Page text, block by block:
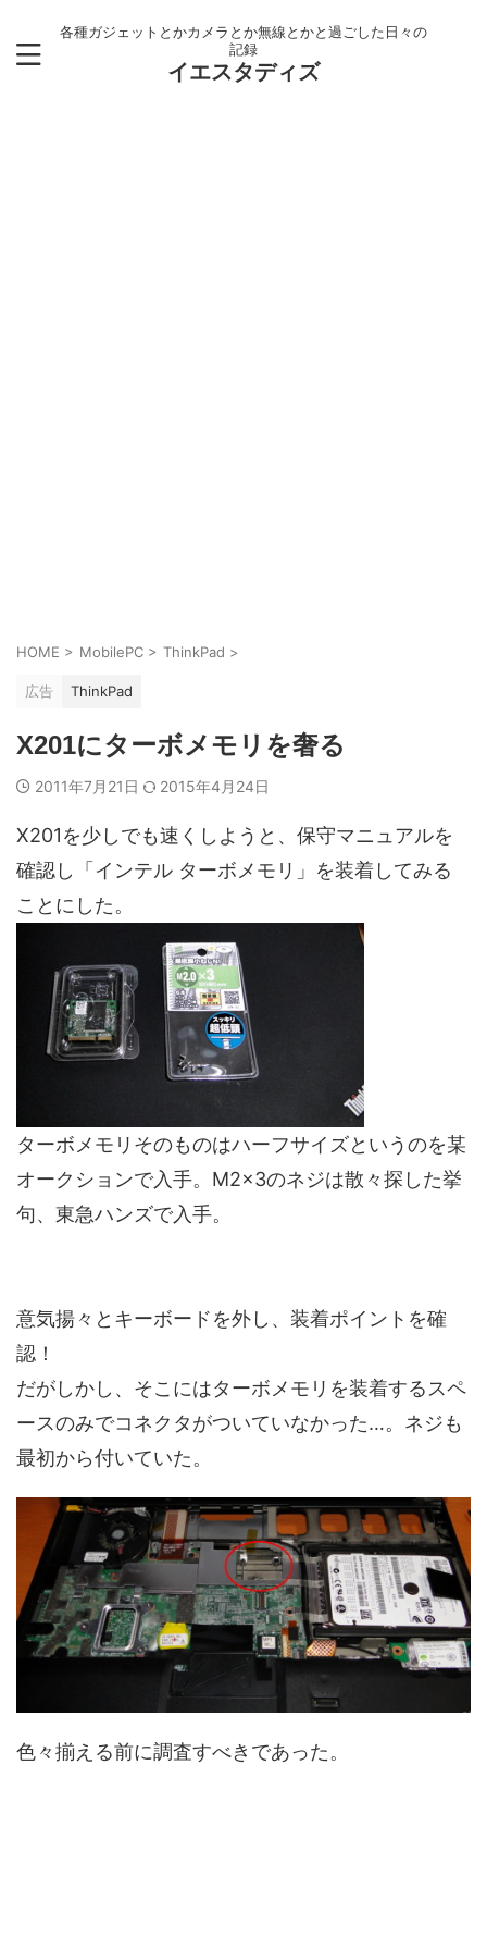
各種ガジェットとかカメラとか無線とかと過ごした日々の
記録
イエスタディズ
HOME > MobilePC > ThinkPad >
広告 ThinkPad
X201にターボメモリを奢る
2011年7月21日 2015年4月24日
X201を少しでも速くしようと、保守マニュアルを
確認し「インテル ターボメモリ」を装着してみる
ことにした。
ターボメモリそのものはハーフサイズというのを某
オークションで入手。M2×3のネジは散々探した挙
句、東急ハンズで入手。
意気揚々とキーボードを外し、装着ポイントを確
認！
だがしかし、そこにはターボメモリを装着するスペ
ースのみでコネクタがついていなかった…。ネジも
最初から付いていた。
色々揃える前に調査すべきであった。